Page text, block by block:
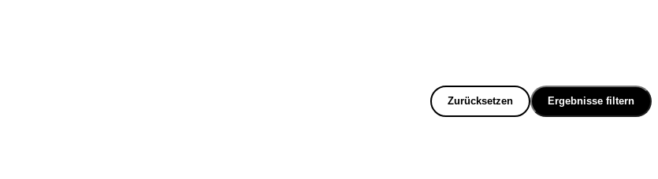
Zurücksetzen Ergebnisse filtern